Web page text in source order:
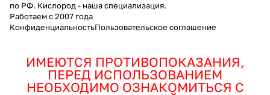
по РФ. Кислород - наша специализация.
Работаем с 2007 года
КонфиденциальностьПользовательское соглашение
ИМЕЮТСЯ ПРОТИВОПОКАЗАНИЯ,
ПЕРЕД ИСПОЛЬЗОВАНИЕМ
НЕОБХОДИМО ОЗНАКОМИТЬСЯ С